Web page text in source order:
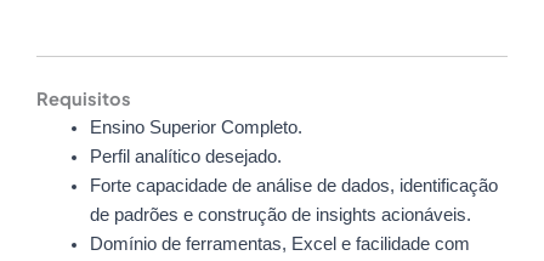
Requisitos
Ensino Superior Completo.
Perfil analítico desejado.
Forte capacidade de análise de dados, identificação
de padrões e construção de insights acionáveis.
Domínio de ferramentas, Excel e facilidade com